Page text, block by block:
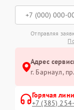
Отправляя
Адрес
г. Барнаул,
Горячая
+7 (385)